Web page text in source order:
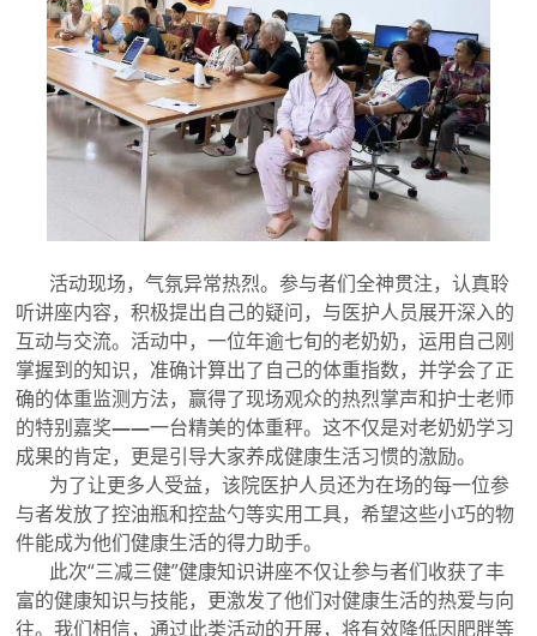
活动现场，气氛异常热烈。参与者们全神贯注，认真聆
听讲座内容，积极提出自己的疑问，与医护人员展开深入的
互动与交流。活动中，一位年逾七旬的老奶奶，运用自己刚
掌握到的知识，准确计算出了自己的体重指数，并学会了正
确的体重监测方法，赢得了现场观众的热烈掌声和护士老师
的特别嘉奖——一台精美的体重秤。这不仅是对老奶奶学习
成果的肯定，更是引导大家养成健康生活习惯的激励。
为了让更多人受益，该院医护人员还为在场的每一位参
与者发放了控油瓶和控盐勺等实用工具，希望这些小巧的物
件能成为他们健康生活的得力助手。
此次“三减三健”健康知识讲座不仅让参与者们收获了丰
富的健康知识与技能，更激发了他们对健康生活的热爱与向
往。我们相信，通过此类活动的开展，将有效降低因肥胖等